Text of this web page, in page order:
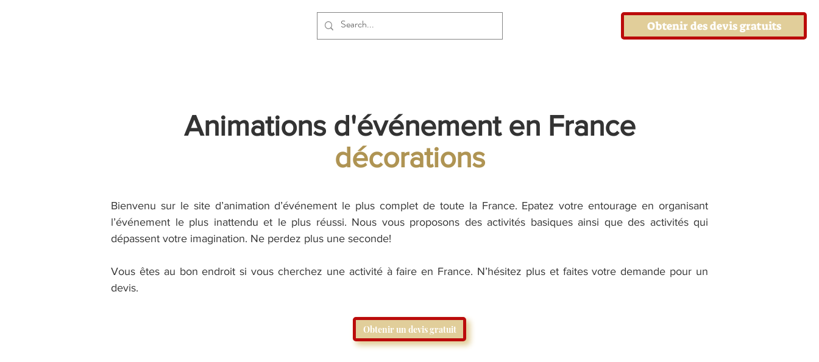
Obtenir des devis gratuits
Animations d'événement en France
décorations
Bienvenu sur le site d’animation d’événement le plus complet de toute la France. Epatez votre entourage en organisant
l’événement le plus inattendu et le plus réussi. Nous vous proposons des activités basiques ainsi que des activités qui
dépassent votre imagination. Ne perdez plus une seconde!
Vous êtes au bon endroit si vous cherchez une activité à faire en France. N’hésitez plus et faites votre demande pour un
devis.
Obtenir un devis gratuit